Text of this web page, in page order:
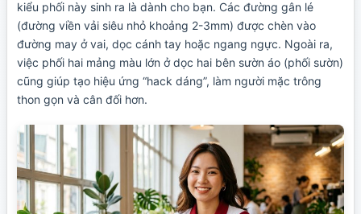
kiểu phối này sinh ra là dành cho bạn. Các đường gân lé
(đường viền vải siêu nhỏ khoảng 2-3mm) được chèn vào
đường may ở vai, dọc cánh tay hoặc ngang ngực. Ngoài ra,
việc phối hai mảng màu lớn ở dọc hai bên sườn áo (phối sườn)
cũng giúp tạo hiệu ứng “hack dáng”, làm người mặc trông
thon gọn và cân đối hơn.